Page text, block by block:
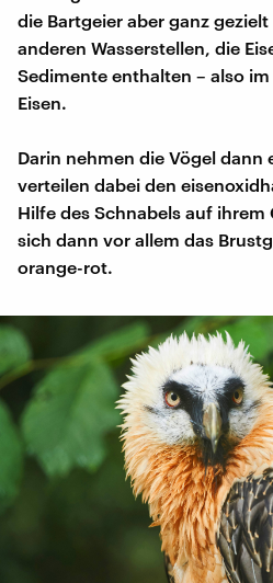
die Bartgeier aber ganz
anderen Wasserstellen, die
Sedimente enthalten – also
Eisen.
Darin nehmen die Vögel dann
verteilen dabei den
Hilfe des Schnabels auf
sich dann vor allem das
orange-rot.